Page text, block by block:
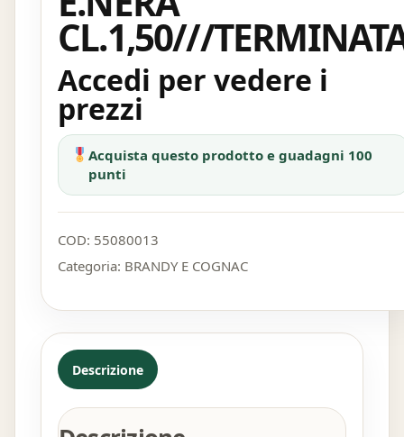
CL.1,50///
Accedi per vedere i
prezzi
Acquista questo prodotto e guadagni 100
punti
COD: 55080013
Categoria: BRANDY E COGNAC
Descrizione